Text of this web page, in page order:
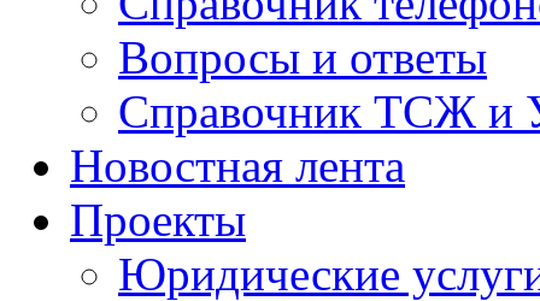
Вопросы и ответы
Справочник ТСЖ и
Новостная лента
Проекты
Юридические